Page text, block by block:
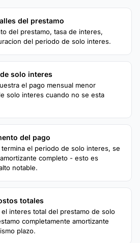
del prestamo
del prestamo, tasa de interes,
del periodo de solo interes.
solo interes
el pago mensual menor
solo interes cuando no se esta
del pago
el periodo de solo interes, se
completo - esto es
notable.
totales
el interes total del prestamo de solo
completamente amortizante
plazo.